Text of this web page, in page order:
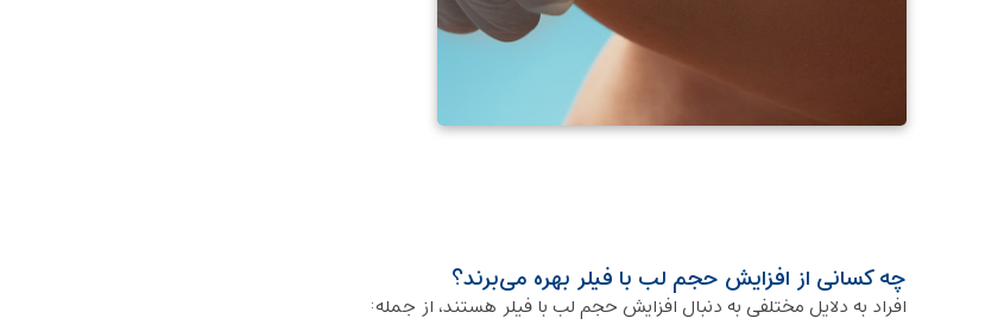
چه کسانی از افزایش حجم لب با فیلر بهره می‌برند؟
افراد به دلایل مختلفی به دنبال افزایش حجم لب با فیلر هستند، از جمله: